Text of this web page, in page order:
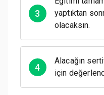
3
yaptıktan
olacaksın.
4
Alacağın
için